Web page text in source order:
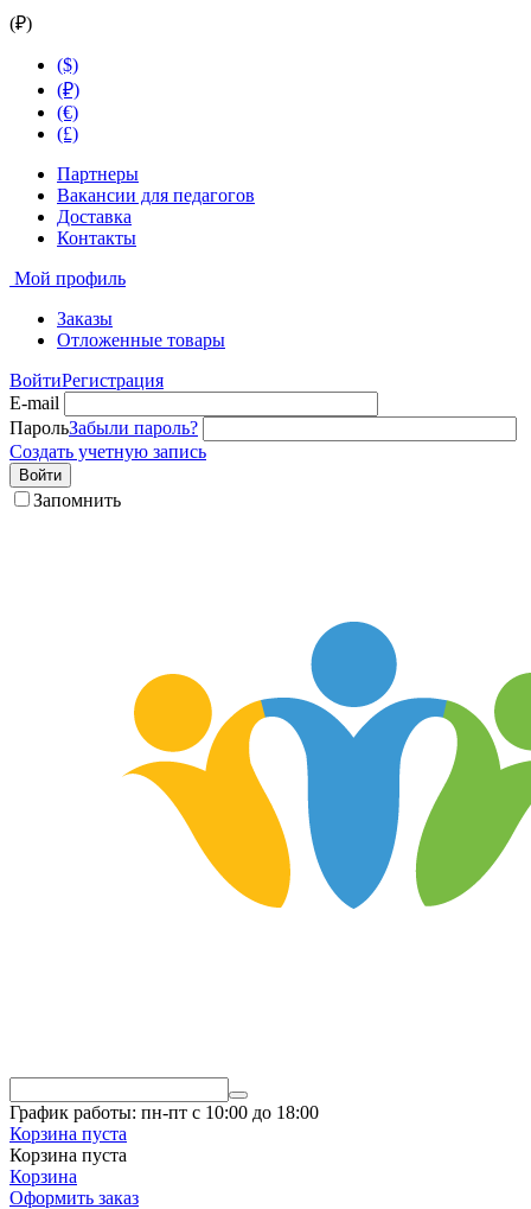
(₽)
($)
(₽)
(€)
(£)
Партнеры
Вакансии для педагогов
Доставка
Контакты
Мой профиль
Заказы
Отложенные товары
ВойтиРегистрация
E-mail
ПарольЗабыли пароль?
Создать учетную запись
Войти
Запомнить
График работы: пн-пт с 10:00 до 18:00
Корзина пуста
Корзина пуста
Корзина
Оформить заказ